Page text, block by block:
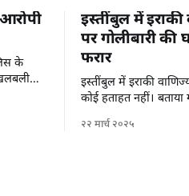
के
इस्तींबुल में
पर गोलीबारी की
फरार
इस्तींबुल में इराकी
कोई हताहत नहीं।
से फरार हो गए हैं।
२२ मार्च २०२५